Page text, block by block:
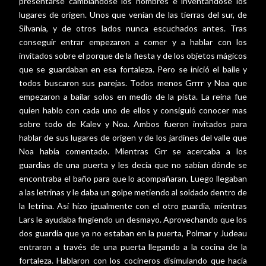
lugares de origen. Unos que venían de las tierras del sur, de
Silvania, y de otros lados nunca escuchados antes. Tras
conseguir entrar empezaron a comer y a hablar con los
invitados sobre el porque de la fiesta y de los objetos mágicos
que se guardaban en esa fortaleza. Pero se inició el baile y
todos buscaron sus parejas. Todos menos Grrrr y Noa que
empezaron a bailar solos en medio de la pista. La reina fue
quien hablo con cada uno de ellos y consiguió conocer mas
sobre todo de Kalev y Noa. Ambos fueron invitados para
hablar de sus lugares de origen y de los jardines del valle que
Noa había comentado. Mientras Grr se acercaba a los
guardias de una puerta y les decía que no sabían dónde se
encontraba el baño para que lo acompañaran. Luego llegaban
a las letrinas y le daba un golpe metiendo al soldado dentro de
la letrina. Así hizo igualmente con el otro guardia, mientras
Lars le ayudaba fingiendo un desmayo. Aprovechando que los
dos guardia que ya no estaban en la puerta, Polmar y Judeau
entraron a través de una puerta llegando a la cocina de la
fortaleza. Hablaron con los cocineros disimulando que hacía